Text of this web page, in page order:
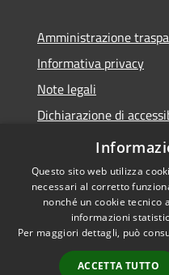
Amministrazione
Informativa privacy
Note legali
Dichiarazione di
Whistleblowing-
Accessibilità
Questo sito web utilizza
necessari al corretto
nonché un cookie tecnico
informazioni
Per maggiori dettagli, può
ACCETTA TUTTO